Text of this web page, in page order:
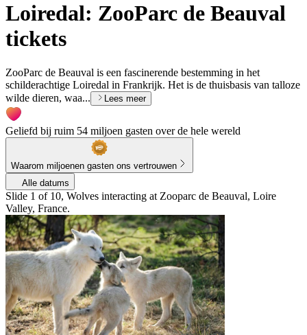
Loiredal: ZooParc de Beauval
tickets
ZooParc de Beauval is een fascinerende bestemming in het
schilderachtige Loiredal in Frankrijk. Het is de thuisbasis van talloze
wilde dieren, waa...
Lees meer
Geliefd bij ruim 54 miljoen gasten over de hele wereld
Waarom miljoenen gasten ons vertrouwen
Alle datums
Slide 1 of 10, Wolves interacting at Zooparc de Beauval, Loire
Valley, France.